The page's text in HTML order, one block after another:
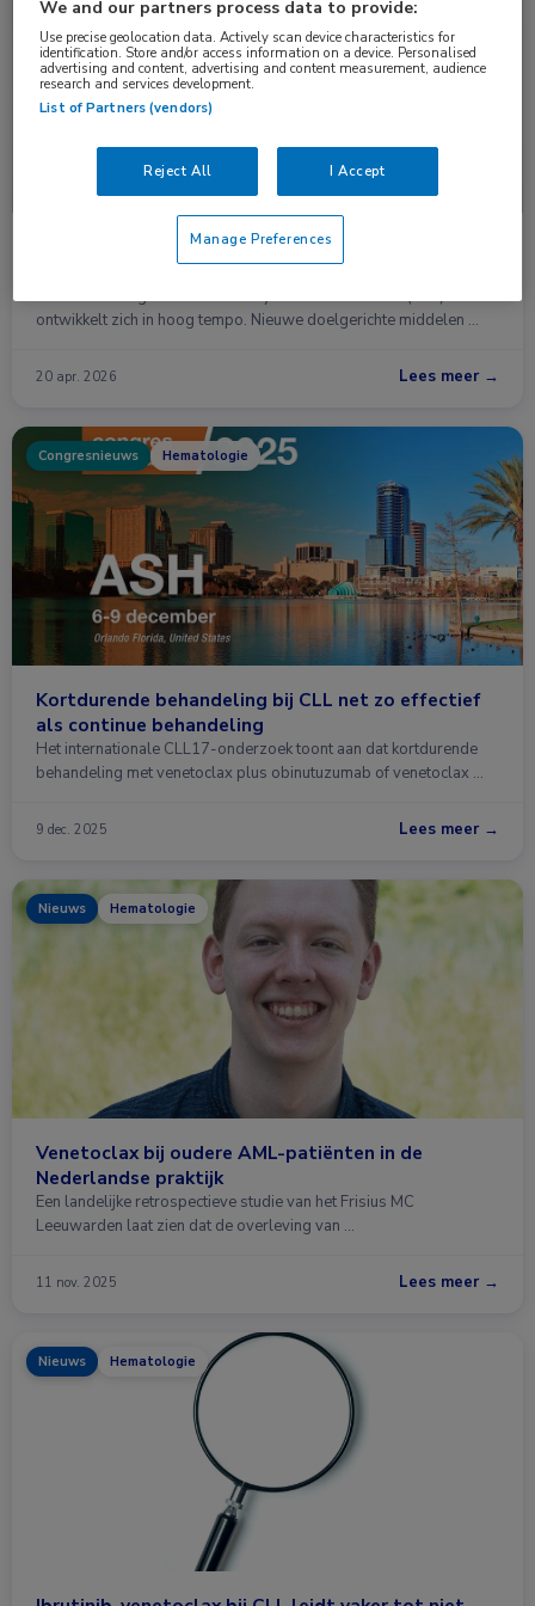
CLL-behandeling verschuift: meer focus op
strategie en latere lijnen
De behandeling van chronische lymfatische leukemie (CLL)
ontwikkelt zich in hoog tempo. Nieuwe doelgerichte middelen …
20 apr. 2026 Lees meer →
Congresnieuws Hematologie
Kortdurende behandeling bij CLL net zo effectief
als continue behandeling
Het internationale CLL17-onderzoek toont aan dat kortdurende
behandeling met venetoclax plus obinutuzumab of venetoclax …
9 dec. 2025 Lees meer →
Nieuws Hematologie
Venetoclax bij oudere AML-patiënten in de
Nederlandse praktijk
Een landelijke retrospectieve studie van het Frisius MC
Leeuwarden laat zien dat de overleving van …
11 nov. 2025 Lees meer →
Nieuws Hematologie
We and our partners process data to provide:
Use precise geolocation data. Actively scan device characteristics for
identification. Store and/or access information on a device. Personalised
advertising and content, advertising and content measurement, audience
research and services development.
List of Partners (vendors)
Reject All I Accept
Manage Preferences